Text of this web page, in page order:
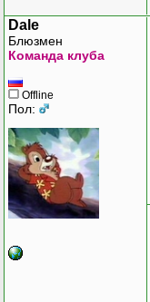
Dale
Блюзмен
Команда клуба
Offline
Пол: